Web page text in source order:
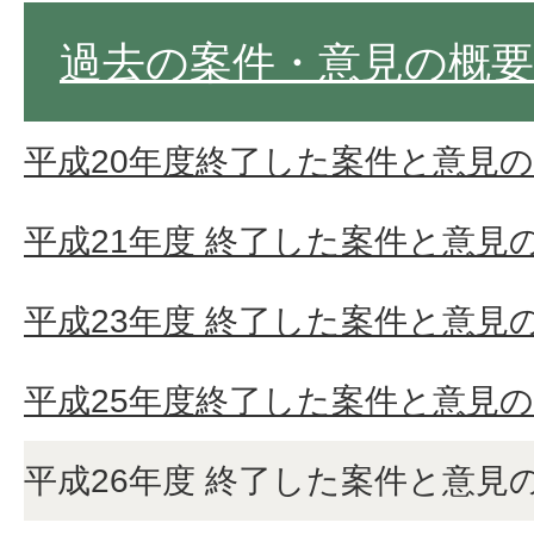
過去の案件・意見の概要
平成20年度終了した案件と意見
平成21年度 終了した案件と意見
平成23年度 終了した案件と意見
平成25年度終了した案件と意見
平成26年度 終了した案件と意見